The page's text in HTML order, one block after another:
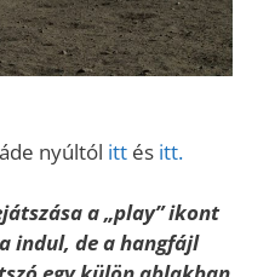
nyúltól itt és itt.
a „play” ikont
indul, de a hangfájl